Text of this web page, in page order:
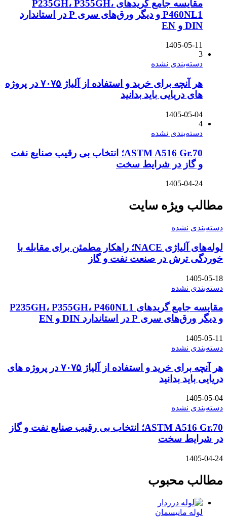
مقایسه جامع گریدهای P235GH، P355GH،
P460NL1 و دیگر ورق‌های سری P در استاندارد
DIN و EN
1405-05-11
3
دسته‌بندی نشده
هر آنچه برای خرید و استفاده از آلیاژ ۷۰۷۵ در پروژه
های دریایی باید بدانید
1405-05-04
4
دسته‌بندی نشده
ASTM A516 Gr.70؛ انتخاب بی رقیب صنایع نفت
و گاز در شرایط سخت
1405-04-24
مطالب ویژه سایت
دسته‌بندی نشده
لوله‌های آلیاژی NACE؛ راهکار مطمئن برای مقابله با
خوردگی ترش در صنعت نفت و گاز
1405-05-18
دسته‌بندی نشده
مقایسه جامع گریدهای P235GH، P355GH، P460NL1
و دیگر ورق‌های سری P در استاندارد DIN و EN
1405-05-11
دسته‌بندی نشده
هر آنچه برای خرید و استفاده از آلیاژ ۷۰۷۵ در پروژه های
دریایی باید بدانید
1405-05-04
دسته‌بندی نشده
ASTM A516 Gr.70؛ انتخاب بی رقیب صنایع نفت و گاز
در شرایط سخت
1405-04-24
مطالب محبوب
لوله مانیسمان